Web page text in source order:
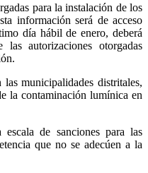
para la instalación de los
información será de acceso
día hábil de enero, deberá
autorizaciones otorgadas
municipalidades distritales,
la contaminación lumínica en
de sanciones para las
que no se adecúen a la